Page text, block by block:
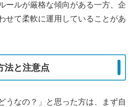
ールが厳格な傾向がある一方、企
せて柔軟に運用していることがあ
法と注意点
うなの？」と思った方は、まず自